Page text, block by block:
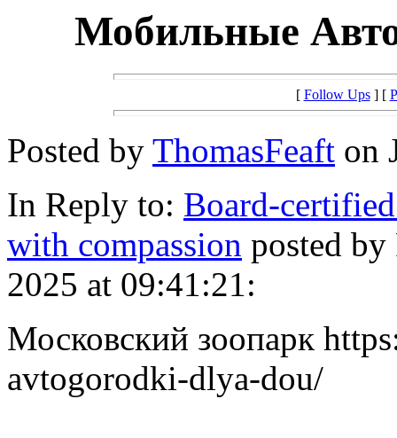
Мобильные
[ Follow Ups] [
Posted by ThomasFeaft on
In Reply to: Board-
with compassion posted
2025 at 09:41:21:
Московский зоопарк
avtogorodki-dlya-dou/